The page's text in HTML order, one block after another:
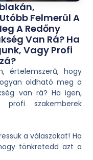
Felmerül A
A Redőny
Van Rá? Ha
Vagy Profi
értelemszerű, hogy
oldható meg a
van rá? Ha igen,
profi szakemberek
a válaszokat! Ha
tönkretedd azt a